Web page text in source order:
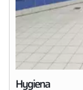
Hygiena